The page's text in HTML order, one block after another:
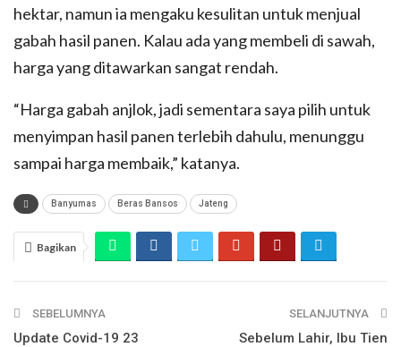
hektar, namun ia mengaku kesulitan untuk menjual
gabah hasil panen. Kalau ada yang membeli di sawah,
harga yang ditawarkan sangat rendah.
“Harga gabah anjlok, jadi sementara saya pilih untuk
menyimpan hasil panen terlebih dahulu, menunggu
sampai harga membaik,” katanya.
Banyumas Beras Bansos Jateng
Bagikan
SEBELUMNYA
Update Covid-19 23
SELANJUTNYA
Sebelum Lahir, Ibu Tien